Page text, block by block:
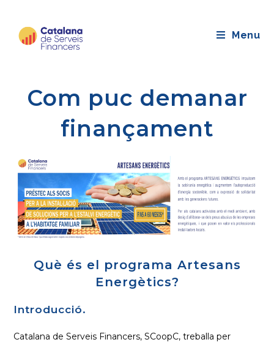
contingut
Menu
Com puc demanar
finançament
Què és el programa Artesans
Energètics?
Introducció.
Catalana de Serveis Financers, SCoopC, treballa per